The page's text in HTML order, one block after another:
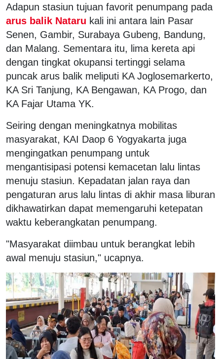
Adapun stasiun tujuan favorit penumpang pada
arus balik Nataru kali ini antara lain Pasar
Senen, Gambir, Surabaya Gubeng, Bandung,
dan Malang. Sementara itu, lima kereta api
dengan tingkat okupansi tertinggi selama
puncak arus balik meliputi KA Joglosemarkerto,
KA Sri Tanjung, KA Bengawan, KA Progo, dan
KA Fajar Utama YK.
Seiring dengan meningkatnya mobilitas
masyarakat, KAI Daop 6 Yogyakarta juga
mengingatkan penumpang untuk
mengantisipasi potensi kemacetan lalu lintas
menuju stasiun. Kepadatan jalan raya dan
pengaturan arus lalu lintas di akhir masa liburan
dikhawatirkan dapat memengaruhi ketepatan
waktu keberangkatan penumpang.
"Masyarakat diimbau untuk berangkat lebih
awal menuju stasiun," ucapnya.